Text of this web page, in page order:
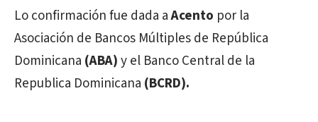
Lo confirmación fue dada aAcento por la
Asociación de Bancos Múltiples de República
Dominicana (ABA)y el Banco Central de la
Republica Dominicana (BCRD).